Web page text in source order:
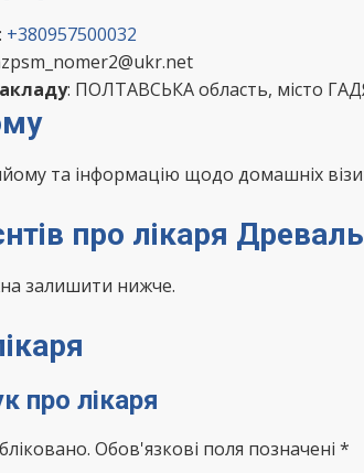
: +380957500032
: ПОЛТАВСЬКА область, місто
та інформацію щодо домашніх
про лікаря
залишити нижче.
про лікаря
Обов'язкові поля позначені *